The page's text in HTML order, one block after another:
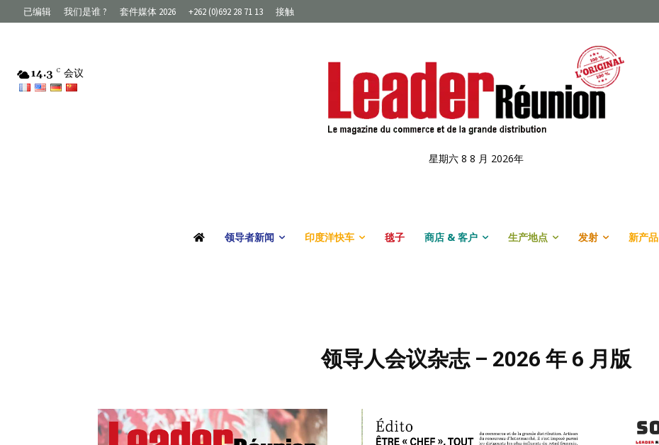
已编辑 我们是谁 ? 套件媒体 2026 +262 (0)692 28 71 13 接触
14.3 C 会议
星期六 8 8 月 2026年
领导者新闻 印度洋快车 毯子 商店 & 客户 生产地点 发射 新产品
领导人会议杂志 – 2026 年 6 月版